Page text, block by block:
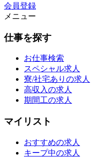
会員登録
メニュー
仕事を探す
お仕事検索
スペシャル求人
寮/社宅ありの求人
高収入の求人
期間工の求人
マイリスト
おすすめの求人
キープ中の求人